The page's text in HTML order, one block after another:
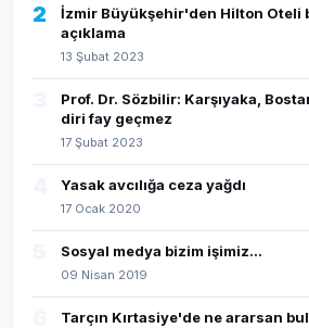
2
İzmir Büyükşehir'den Hilton Oteli
açıklama
13 Şubat 2023
Prof. Dr. Sözbilir: Karşıyaka,
diri fay geçmez
17 Şubat 2023
Yasak avcılığa ceza yağdı
17 Ocak 2020
Sosyal medya bizim işimiz...
09 Nisan 2019
Tarçın Kırtasiye'de ne ararsan